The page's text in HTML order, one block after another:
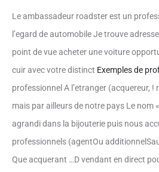
Le ambassadeur roadster est un
l’egard de automobile Je trouve
point de vue acheter une voiture
cuir avec votre distinct Exemples de
professionnel A l’etranger (acquereur, !
mais par ailleurs de notre pays Le nom
agrandi dans la bijouterie puis nous
professionnels (agentOu
Que acquerant …D vendant en direct